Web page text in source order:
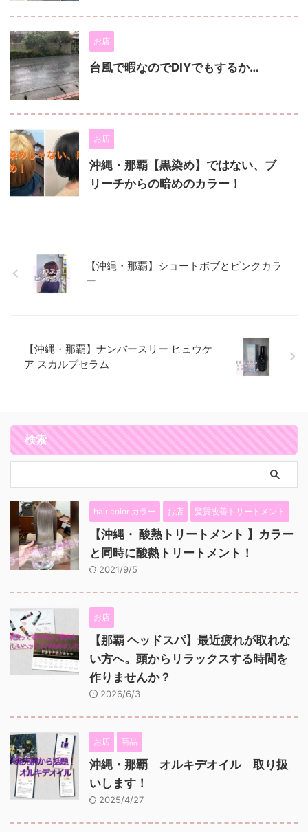
お店
台風で暇なのでDIYでもするか…
お店
沖縄・那覇【黒染め】ではない、ブ
リーチからの暗めのカラー！
【沖縄・那覇】ショートボブとピンクカラ
ー
【沖縄・那覇】ナンバースリー ヒュウケ
ア スカルプセラム
検索
hair color カラー お店 髪質改善トリートメント
【沖縄・ 酸熱トリートメント 】カラー
と同時に酸熱トリートメント！
2021/9/5
お店
【那覇 ヘッドスパ】最近疲れが取れな
い方へ。頭からリラックスする時間を
作りませんか？
2026/6/3
お店 商品
沖縄・那覇 オルキデオイル 取り扱
いします！
2025/4/27